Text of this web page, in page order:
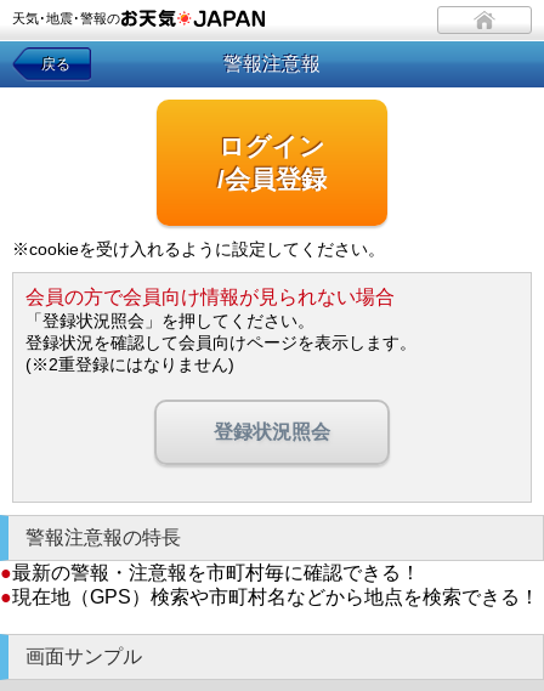
天気･地震･警報の
戻る 警報注意報
ログイン
/会員登録
※cookieを受け入れるように設定してください。
会員の方で会員向け情報が見られない場合
「登録状況照会」を押してください。
登録状況を確認して会員向けページを表示します。
(※2重登録にはなりません)
登録状況照会
警報注意報の特長
●最新の警報・注意報を市町村毎に確認できる！
●現在地（GPS）検索や市町村名などから地点を検索できる！
画面サンプル